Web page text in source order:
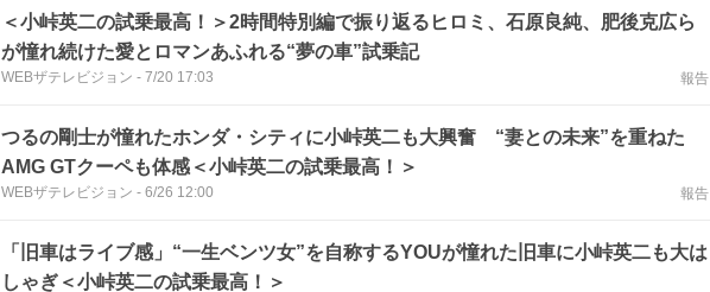
＜小峠英二の試乗最高！＞2時間特別編で振り返るヒロミ、石原良純、肥後克広ら
が憧れ続けた愛とロマンあふれる“夢の車”試乗記
WEBザテレビジョン - 7/20 17:03 報告
つるの剛士が憧れたホンダ・シティに小峠英二も大興奮 “妻との未来”を重ねた
AMG GTクーペも体感＜小峠英二の試乗最高！＞
WEBザテレビジョン - 6/26 12:00 報告
「旧車はライブ感」“一生ベンツ女”を自称するYOUが憧れた旧車に小峠英二も大は
しゃぎ＜小峠英二の試乗最高！＞